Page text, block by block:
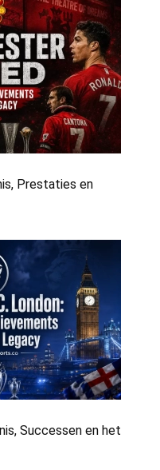
Prestaties en
Successen en het